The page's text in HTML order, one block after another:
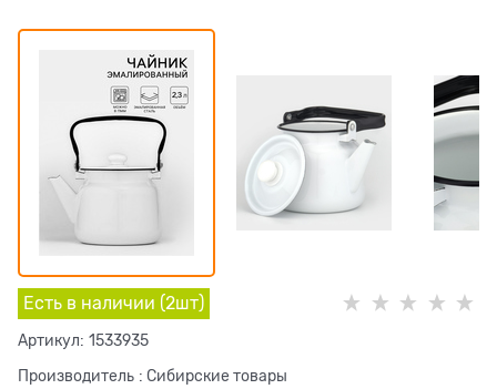
Есть в наличии (2шт)
Артикул: 1533935
Производитель : Сибирские товары